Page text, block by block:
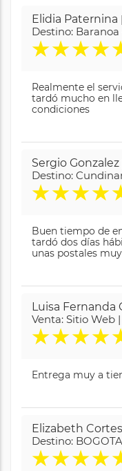
Elidia Paternina
Destino:
★★★★
Realmente el
tardó mucho en
condiciones
Sergio Gonzalez
Destino:
★★★★
Buen tiempo de
tardó dos días
unas postales
Luisa Fernanda
Venta: Sitio Web
★★★★
Entrega muy a
Elizabeth Cortes
Destino:
★★★★